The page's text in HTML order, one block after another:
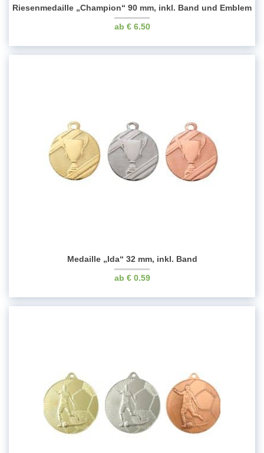
Riesenmedaille „Champion“ 90 mm, inkl. Band und Emblem
€6.50
Medaille „Ida“ 32 mm, inkl. Band
€0.59